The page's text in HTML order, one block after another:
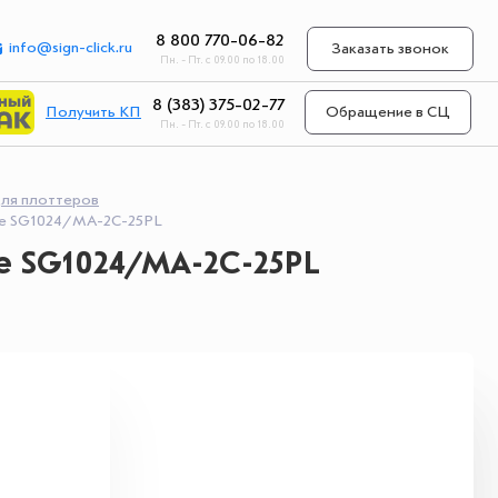
info@sign-click.ru 8 800 770-06-82
Пн. - Пт. с 09.00 по 18.00
Заказать звонок
Получить КП 8 (383) 375-02-77
Пн. - Пт. с 09.00 по 18.00
Обращение в СЦ
плоттеров
SG1024/MA-2C-25PL
MA-2C-25PL